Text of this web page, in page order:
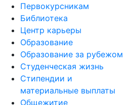
Первокурсникам
Библиотека
Центр карьеры
Образование
Образование за рубежом
Студенческая жизнь
Стипендии и
материальные выплаты
Общежитие